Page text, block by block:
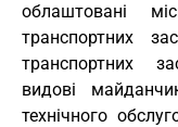
облаштовані
транспортних
транспортних
видові
технічного